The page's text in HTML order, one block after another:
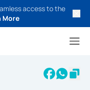
access to the
More